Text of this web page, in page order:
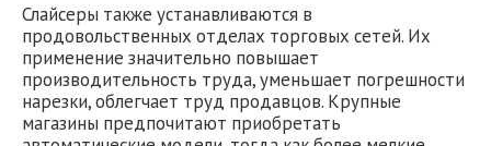
Слайсеры также устанавливаются в
продовольственных отделах торговых сетей. Их
применение значительно повышает
производительность труда, уменьшает погрешности
нарезки, облегчает труд продавцов. Крупные
магазины предпочитают приобретать